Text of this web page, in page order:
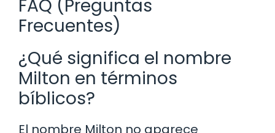
FAQ (Preguntas
Frecuentes)
¿Qué significa el nombre
Milton en términos
bíblicos?
El nombre Milton no aparece